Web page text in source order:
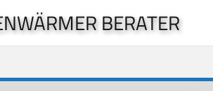
BERATER